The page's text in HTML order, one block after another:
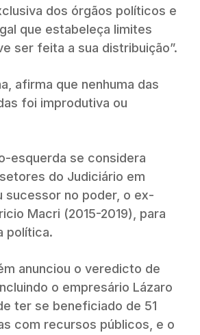
dos órgãos políticos e
que estabeleça limites
ser feita a sua distribuição”.
afirma que nenhuma das
foi improdutiva ou
esquerda se considera
do Judiciário em
sucessor no poder, o ex-
Macri (2015-2019), para
política.
anunciou o veredicto de
o empresário Lázaro
ter se beneficiado de 51
com recursos públicos, e o